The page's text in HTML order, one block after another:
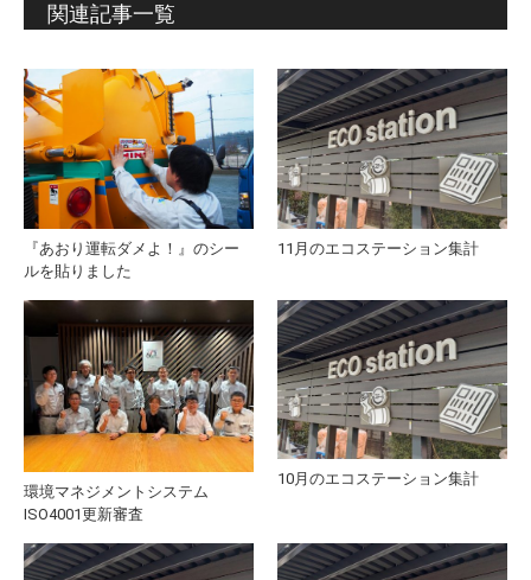
関連記事一覧
『あおり運転ダメよ！』のシー
ルを貼りました
11月のエコステーション集計
環境マネジメントシステム
ISO4001更新審査
10月のエコステーション集計